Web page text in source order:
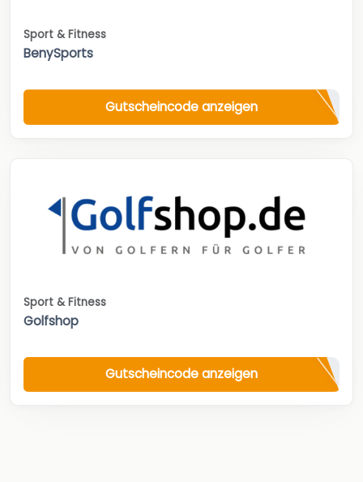
Sport & Fitness
BenySports
Gutscheincode anzeigen
Sport & Fitness
Golfshop
Gutscheincode anzeigen